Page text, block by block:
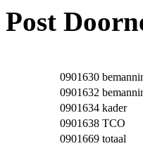
Post
0901630
0901632
0901634 kader
0901638 TCO
0901669 totaal